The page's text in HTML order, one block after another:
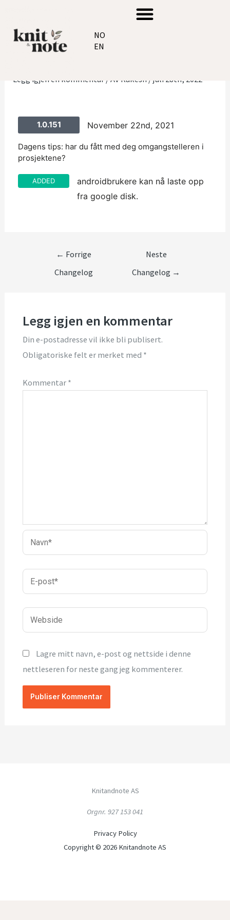
innholdet
NO
EN
Meny
utgivelse-1.0.151
Legg igjen en kommentar / Av Rakesh /juli 28th, 2022
1.0.151 November 22nd, 2021
Dagens tips: har du fått med deg omgangstelleren i
prosjektene?
ADDED
androidbrukere kan nå laste opp
fra google disk.
Post
navigation
← Forrige
Changelog
Neste
Changelog →
Legg igjen en kommentar
Din e-postadresse vil ikke bli publisert.
Obligatoriske felt er merket med *
Kommentar *
Navn*
post*
Webside
Lagre mitt navn, e-post og nettside i denne
nettleseren for neste gang jeg kommenterer.
Knitandnote AS
Orgnr. 927 153 041
Privacy Policy
Copyright © 2026 Knitandnote AS